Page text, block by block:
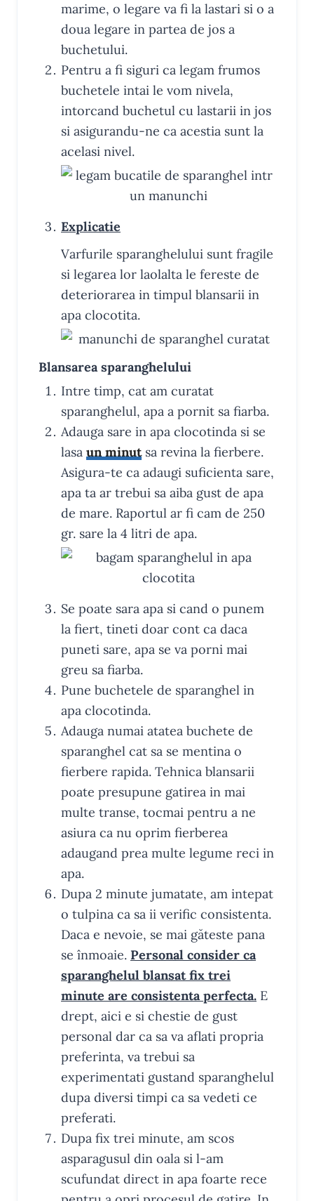
marime, o legare va fi la lastari si o a
doua legare in partea de jos a
buchetului.
Pentru a fi siguri ca legam frumos
buchetele intai le vom nivela,
intorcand buchetul cu lastarii in jos
si asigurandu-ne ca acestia sunt la
acelasi nivel.
Explicatie
Varfurile sparanghelului sunt fragile
si legarea lor laolalta le fereste de
deteriorarea in timpul blansarii in
apa clocotita.
Blansarea sparanghelului
Intre timp, cat am curatat
sparanghelul, apa a pornit sa fiarba.
Adauga sare in apa clocotinda si se
lasa un minutsa revina la fierbere.
Asigura-te ca adaugi suficienta sare,
apa ta ar trebui sa aiba gust de apa
de mare. Raportul ar fi cam de 250
gr. sare la 4 litri de apa.
Se poate sara apa si cand o punem
la fiert, tineti doar cont ca daca
puneti sare, apa se va porni mai
greu sa fiarba.
Pune buchetele de sparanghel in
apa clocotinda.
Adauga numai atatea buchete de
sparanghel cat sa se mentina o
fierbere rapida. Tehnica blansarii
poate presupune gatirea in mai
multe transe, tocmai pentru a ne
asiura ca nu oprim fierberea
adaugand prea multe legume reci in
apa.
Dupa 2 minute jumatate, am intepat
o tulpina ca sa ii verific consistenta.
Daca e nevoie, se mai găteste pana
se înmoaie. Personal consider ca
sparanghelul blansat fix trei
minute are consistenta perfecta. E
drept, aici e si chestie de gust
personal dar ca sa va aflati propria
preferinta, va trebui sa
experimentati gustand sparanghelul
dupa diversi timpi ca sa vedeti ce
preferati.
Dupa fix trei minute, am scos
asparagusul din oala si l-am
scufundat direct in apa foarte rece